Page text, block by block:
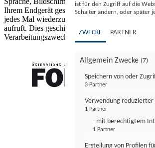
Ihrem Endgerät gespeichert oder von dort
jedes Mal wiederzuerkennen, wenn es eine App
aufruft. Dies geschieht für einen oder mehrere
Verarbeitungszwecke.
ist für den Zugriff auf die
Schalter ändern, oder später
ZWECKE PARTNER
Allgemein Zwecke (7)
Speichern von oder
3 Partner
Verwendung reduzierter
1 Partner
- mit berechtigtem
1 Partner
Erstellung von Profilen
FONDS professionell